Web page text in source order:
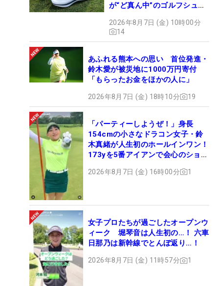
が“ど真ん中”のゴルフシュー
2026年8月7日 (金) 10時00分
14
あふれる熊本への思い 首位発進・
鈴木愛が被災地に1000万円寄付
「もらったお金をほかの人に」
2026年8月7日 (金) 18時10分 19
「パーティーしようぜ！」身長
154cmの小さなドラコン女子・鈴
木真緒が人生初のホールインワン！
173yを5番アイアンで会心のショッ
2026年8月7日 (金) 16時00分 1
女子プロたちが過ごしたオープンウ
ィーク 堀琴音は人生初の…！ 六車
日那乃は新幹線でとんぼ返り…！
2026年8月7日 (金) 11時57分 1